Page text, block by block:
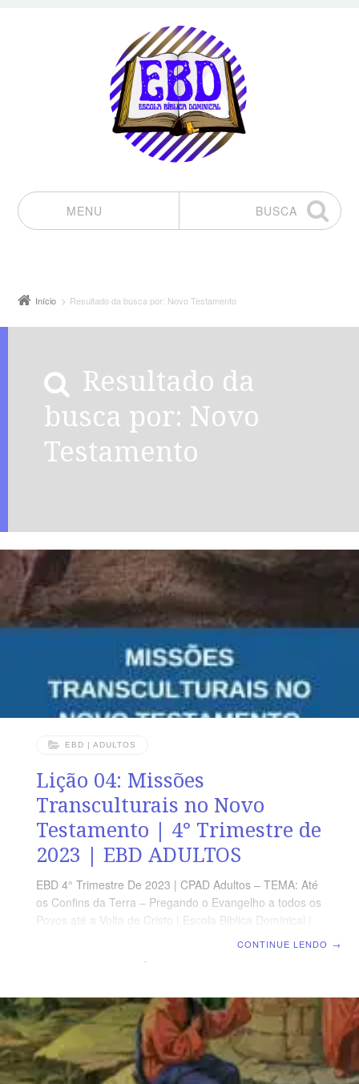
MENU
BUSCA
Início Resultado da busca por: Novo Testamento
Resultado da
busca por: Novo
Testamento
EBD | ADULTOS
Lição 04: Missões
Transculturais no Novo
Testamento | 4° Trimestre de
2023 | EBD ADULTOS
EBD 4° Trimestre De 2023 | CPAD Adultos – TEMA: Até
os Confins da Terra – Pregando o Evangelho a todos os
Povos até a Volta de Cristo | Escola Biblica Dominical |
eterna.” (Jo 3.16) VERDADE PRÁTICA A natureza
missionária de Deus pode ser vista ao fazer de seu
único Filho um missionário, e
CONTINUE LENDO →